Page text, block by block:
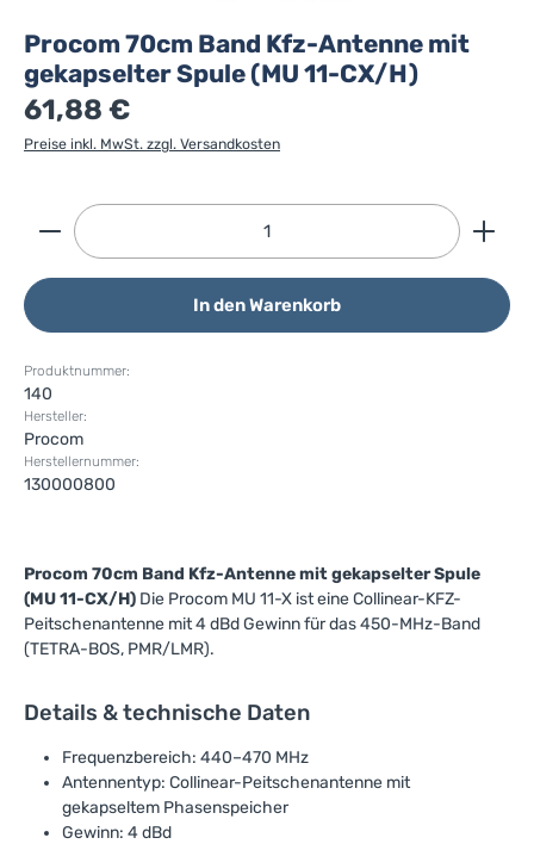
Procom 70cm Band Kfz-Antenne mit
gekapselter Spule (MU 11-CX/H)
61,88 €
Preise inkl. MwSt. zzgl. Versandkosten
Produkt Anzahl: Gib den gewünschten Wert ein
In den Warenkorb
Produktnummer:
140
Hersteller:
Procom
Herstellernummer:
130000800
Procom 70cm Band Kfz-Antenne mit gekapselter Spule
(MU 11-CX/H) Die Procom MU 11-X ist eine Collinear-KFZ-
Peitschenantenne mit 4 dBd Gewinn für das 450-MHz-Band
(TETRA-BOS, PMR/LMR).
Details & technische Daten
Frequenzbereich: 440–470 MHz
Antennentyp: Collinear-Peitschenantenne mit
gekapseltem Phasenspeicher
Gewinn: 4 dBd